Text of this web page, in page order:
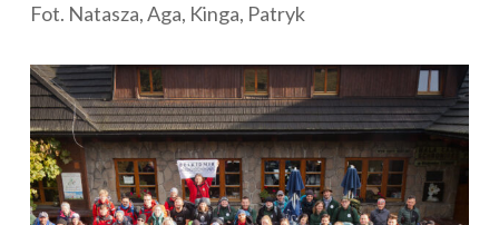
Fot. Natasza, Aga, Kinga, Patryk